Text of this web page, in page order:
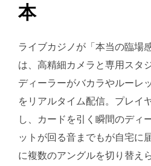
本
ライブカジノが「本当の臨場
は、高精細カメラと専用スタ
ディーラーがバカラやルーレ
をリアルタイム配信。プレイ
し、カードを引く瞬間のディ
ットが回る音までもが自宅に
に複数のアングルを切り替え